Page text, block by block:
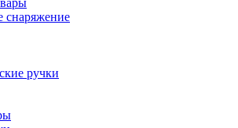
снаряжение
ручки